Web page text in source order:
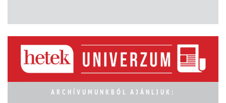
ARCHÍVUMUNKBÓL AJÁNLJUK: